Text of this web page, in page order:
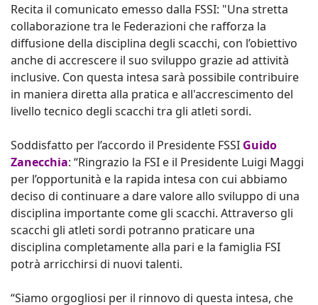
Recita il comunicato emesso dalla FSSI: "Una stretta
collaborazione tra le Federazioni che rafforza la
diffusione della disciplina degli scacchi, con l’obiettivo
anche di accrescere il suo sviluppo grazie ad attività
inclusive. Con questa intesa sarà possibile contribuire
in maniera diretta alla pratica e all'accrescimento del
livello tecnico degli scacchi tra gli atleti sordi.
Soddisfatto per l’accordo il Presidente FSSI Guido
Zanecchia: “Ringrazio la FSI e il Presidente Luigi Maggi
per l’opportunità e la rapida intesa con cui abbiamo
deciso di continuare a dare valore allo sviluppo di una
disciplina importante come gli scacchi. Attraverso gli
scacchi gli atleti sordi potranno praticare una
disciplina completamente alla pari e la famiglia FSI
potrà arricchirsi di nuovi talenti.
“Siamo orgogliosi per il rinnovo di questa intesa, che